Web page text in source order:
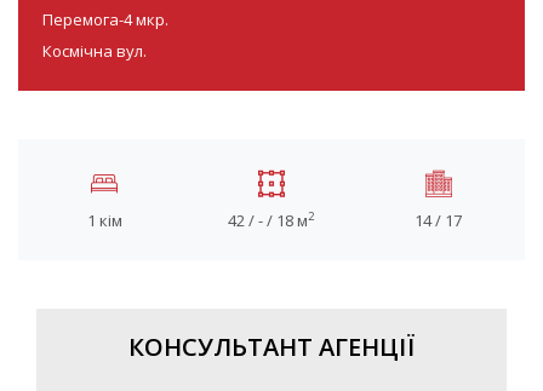
Перемога-4 мкр.
Космічна вул.
1 кім 42 / - / 18 м2 14 / 17
КОНСУЛЬТАНТ АГЕНЦІЇ